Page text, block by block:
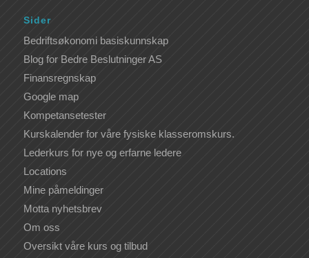
Sider
Bedriftsøkonomi basiskunnskap
Blog for Bedre Beslutninger AS
Finansregnskap
Google map
Kompetansetester
Kurskalender for våre fysiske klasseromskurs.
Lederkurs for nye og erfarne ledere
Locations
Mine påmeldinger
Motta nyhetsbrev
Om oss
Oversikt våre kurs og tilbud